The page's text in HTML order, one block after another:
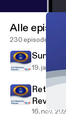
The
Alle episoder
230 episoder
Sunday
19. jan.
Rev Keith
16. nov.